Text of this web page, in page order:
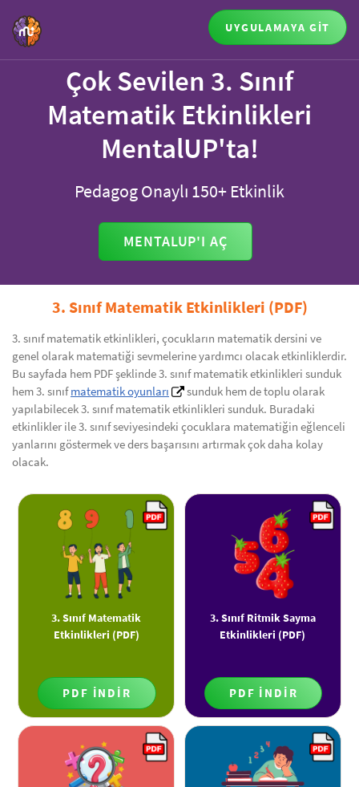
UYGULAMAYA GİT
Çok Sevilen 3. Sınıf
Matematik Etkinlikleri
MentalUP'ta!
Pedagog Onaylı 150+ Etkinlik
MENTALUP'I AÇ
3. Sınıf Matematik Etkinlikleri (PDF)
3. sınıf matematik etkinlikleri, çocukların matematik dersini ve
genel olarak matematiği sevmelerine yardımcı olacak etkinliklerdir.
Bu sayfada hem PDF şeklinde 3. sınıf matematik etkinlikleri sunduk
hem 3. sınıfmatematik oyunları
sunduk hem de toplu olarak
yapılabilecek 3. sınıf matematik etkinlikleri sunduk. Buradaki
etkinlikler ile 3. sınıf seviyesindeki çocuklara matematiğin eğlenceli
yanlarını göstermek ve ders başarısını artırmak çok daha kolay
olacak.
3. Sınıf Matematik
Etkinlikleri (PDF)
PDF İNDİR
3. Sınıf Ritmik Sayma
Etkinlikleri (PDF)
PDF İNDİR